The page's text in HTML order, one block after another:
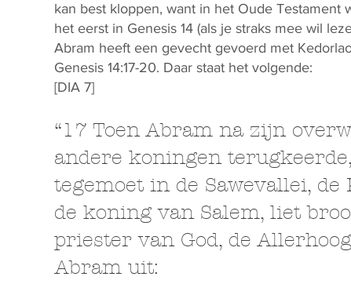
kan best kloppen, want in het Oude
het eerst in Genesis 14 (als je straks mee wil
Abram heeft een gevecht gevoerd met
Genesis 14:17-20. Daar staat het volgende:
[DIA 7]
“17 Toen Abram na zijn
andere koningen
tegemoet in de Sawevallei,
de koning van Salem, liet
priester van God, de
Abram uit: